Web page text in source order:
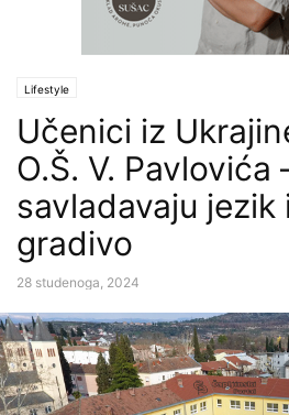
Lifestyle
Učenici iz
O.Š. V. Pavlovića
savladavaju jezik
gradivo
28 studenoga, 2024